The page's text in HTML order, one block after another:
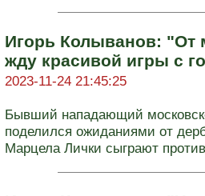
Игорь Колыванов: "От
жду красивой игры с
2023-11-24 21:45:25
Бывший нападающий
поделился ожиданиями от
Марцела Лички сыграют